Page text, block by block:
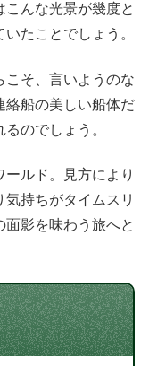
んな光景が幾度と
たことでしょう。
こそ、言いようのな
絡船の美しい船体だ
のでしょう。
ルド。見方により
持ちがタイムスリ
影を味わう旅へと